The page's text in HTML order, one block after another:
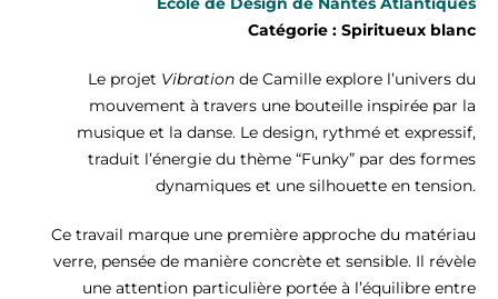
Catégorie : Spiritueux blanc
Le projet Vibration de Camille explore l’univers du
mouvement à travers une bouteille inspirée par la
musique et la danse. Le design, rythmé et expressif,
traduit l’énergie du thème “Funky” par des formes
dynamiques et une silhouette en tension.
Ce travail marque une première approche du matériau
verre, pensée de manière concrète et sensible. Il révèle
une attention particulière portée à l’équilibre entre